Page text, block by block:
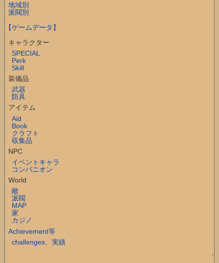
地域別
派閥別
【ゲームデータ】
キャラクター
SPECIAL
Perk
Skill
装備品
武器
防具
アイテム
Aid
Book
クラフト
収集品
NPC
イベントキャラ
コンパニオン
World
敵
派閥
MAP
家
カジノ
Achievement等
challenges、実績
↑